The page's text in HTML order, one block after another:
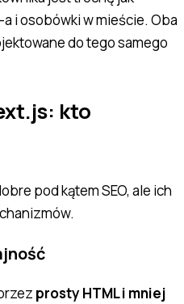
i osobówki w mieście. Oba
do tego samego
kto
pod kątem SEO, ale ich
prosty HTML i mniej